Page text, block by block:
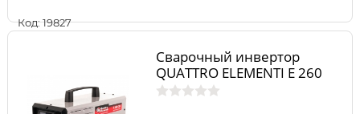
Код: 19827
Сварочный инвертор
QUATTRO ELEMENTI E 260